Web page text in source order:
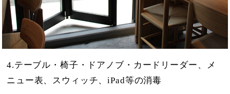
4.テーブル・椅子・ドアノブ・カードリーダー、メ
ニュー表、スウィッチ、iPad等の消毒